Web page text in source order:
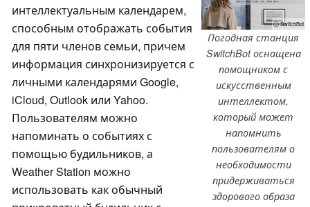
ⓘ SwitchBot
Погодная станция
SwitchBot оснащена
помощником с
искусственным
интеллектом,
который может
напомнить
пользователям о
необходимости
придерживаться
здорового образа
интеллектуальным календарем,
способным отображать события
для пяти членов семьи, причем
информация синхронизируется с
личными календарями Google,
iCloud, Outlook или Yahoo.
Пользователям можно
напоминать о событиях с
помощью будильников, а
Weather Station можно
использовать как обычный